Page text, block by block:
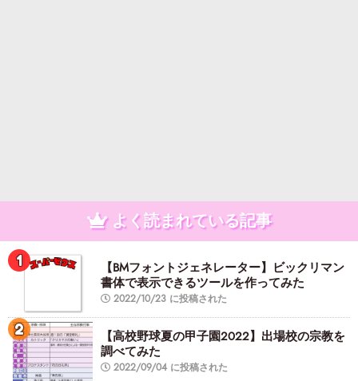
よく読まれている記事
【BMフォントジェネレーター】ビックリマン
書体で表示できるツールを作ってみた
2022/10/23 に投稿された
【高校野球夏の甲子園2022】出場校の宗教を
調べてみた
2022/09/04 に投稿された